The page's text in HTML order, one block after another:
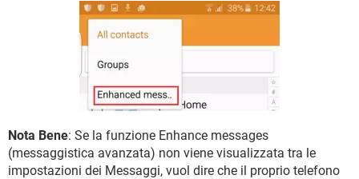
Nota Bene: Se la funzione Enhance messages
(messaggistica avanzata) non viene visualizzata tra le
impostazioni dei Messaggi, vuol dire che il proprio telefono